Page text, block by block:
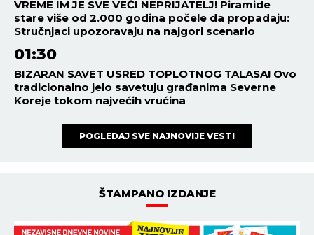
VREME IM JE SVE VEĆI NEPRIJATELJ! Piramide
stare više od 2.000 godina počele da propadaju:
Stručnjaci upozoravaju na najgori scenario
01:30
BIZARAN SAVET USRED TOPLOTNOG TALASA! Ovo
tradicionalno jelo savetuju građanima Severne
Koreje tokom najvećih vrućina
POGLEDAJ SVE NAJNOVIJE VESTI
ŠTAMPANO IZDANJE